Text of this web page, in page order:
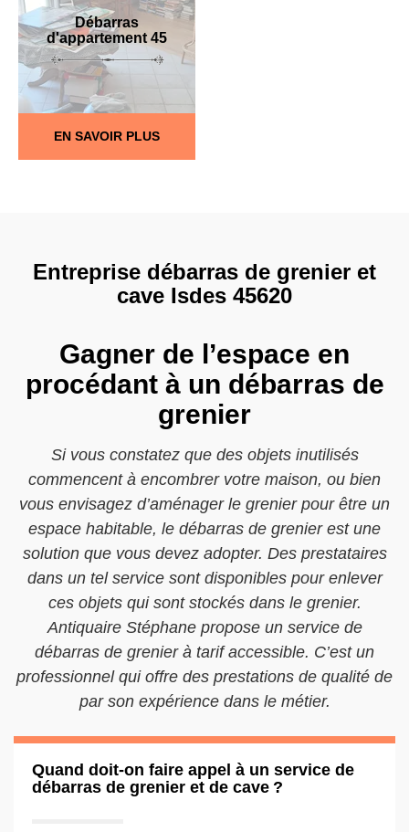
Débarras
d'appartement 45
EN SAVOIR PLUS
Entreprise débarras de grenier et
cave Isdes 45620
Gagner de l’espace en
procédant à un débarras de
grenier
Si vous constatez que des objets inutilisés
commencent à encombrer votre maison, ou bien
vous envisagez d’aménager le grenier pour être un
espace habitable, le débarras de grenier est une
solution que vous devez adopter. Des prestataires
dans un tel service sont disponibles pour enlever
ces objets qui sont stockés dans le grenier.
Antiquaire Stéphane propose un service de
débarras de grenier à tarif accessible. C’est un
professionnel qui offre des prestations de qualité de
par son expérience dans le métier.
Quand doit-on faire appel à un service de
débarras de grenier et de cave ?